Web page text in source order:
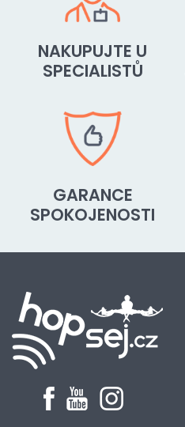
NAKUPUJTE U
SPECIALISTŮ
GARANCE
SPOKOJENOSTI